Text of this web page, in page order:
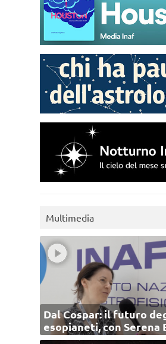
Multimedia
Dal Cospar: il futuro
esopianeti, con Serena